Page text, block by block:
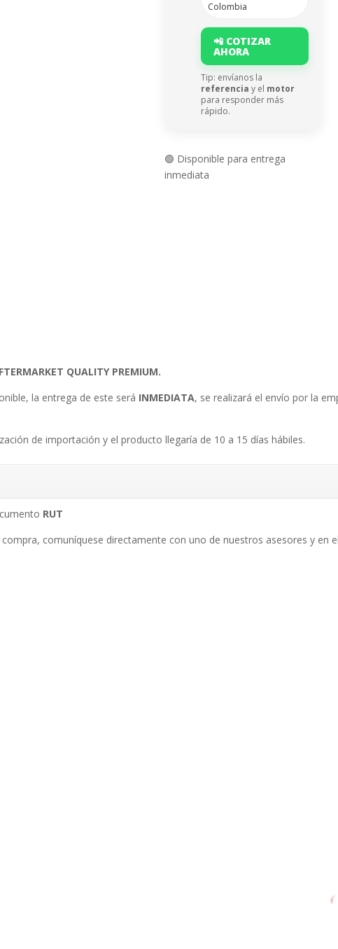
Colombia
📲 COTIZAR
AHORA
Tip: envíanos la
referencia y el motor
para responder más
rápido.
🟢 Disponible para entrega
inmediata
QUALITY PREMIUM.
la entrega de este será INMEDIATA, se realizará el envío por la
de importación y el producto llegaría de 10 a 15 días hábiles.
RUT
comuníquese directamente con uno de nuestros asesores y en